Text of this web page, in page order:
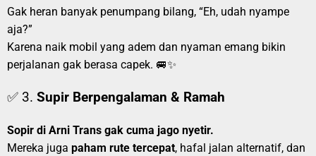
Gak heran banyak penumpang bilang, “Eh, udah nyampe
aja?”
Karena naik mobil yang adem dan nyaman emang bikin
perjalanan gak berasa capek. 🚐✨
✅ 3. Supir Berpengalaman & Ramah
Sopir di Arni Trans gak cuma jago nyetir.
Mereka juga paham rute tercepat, hafal jalan alternatif, dan